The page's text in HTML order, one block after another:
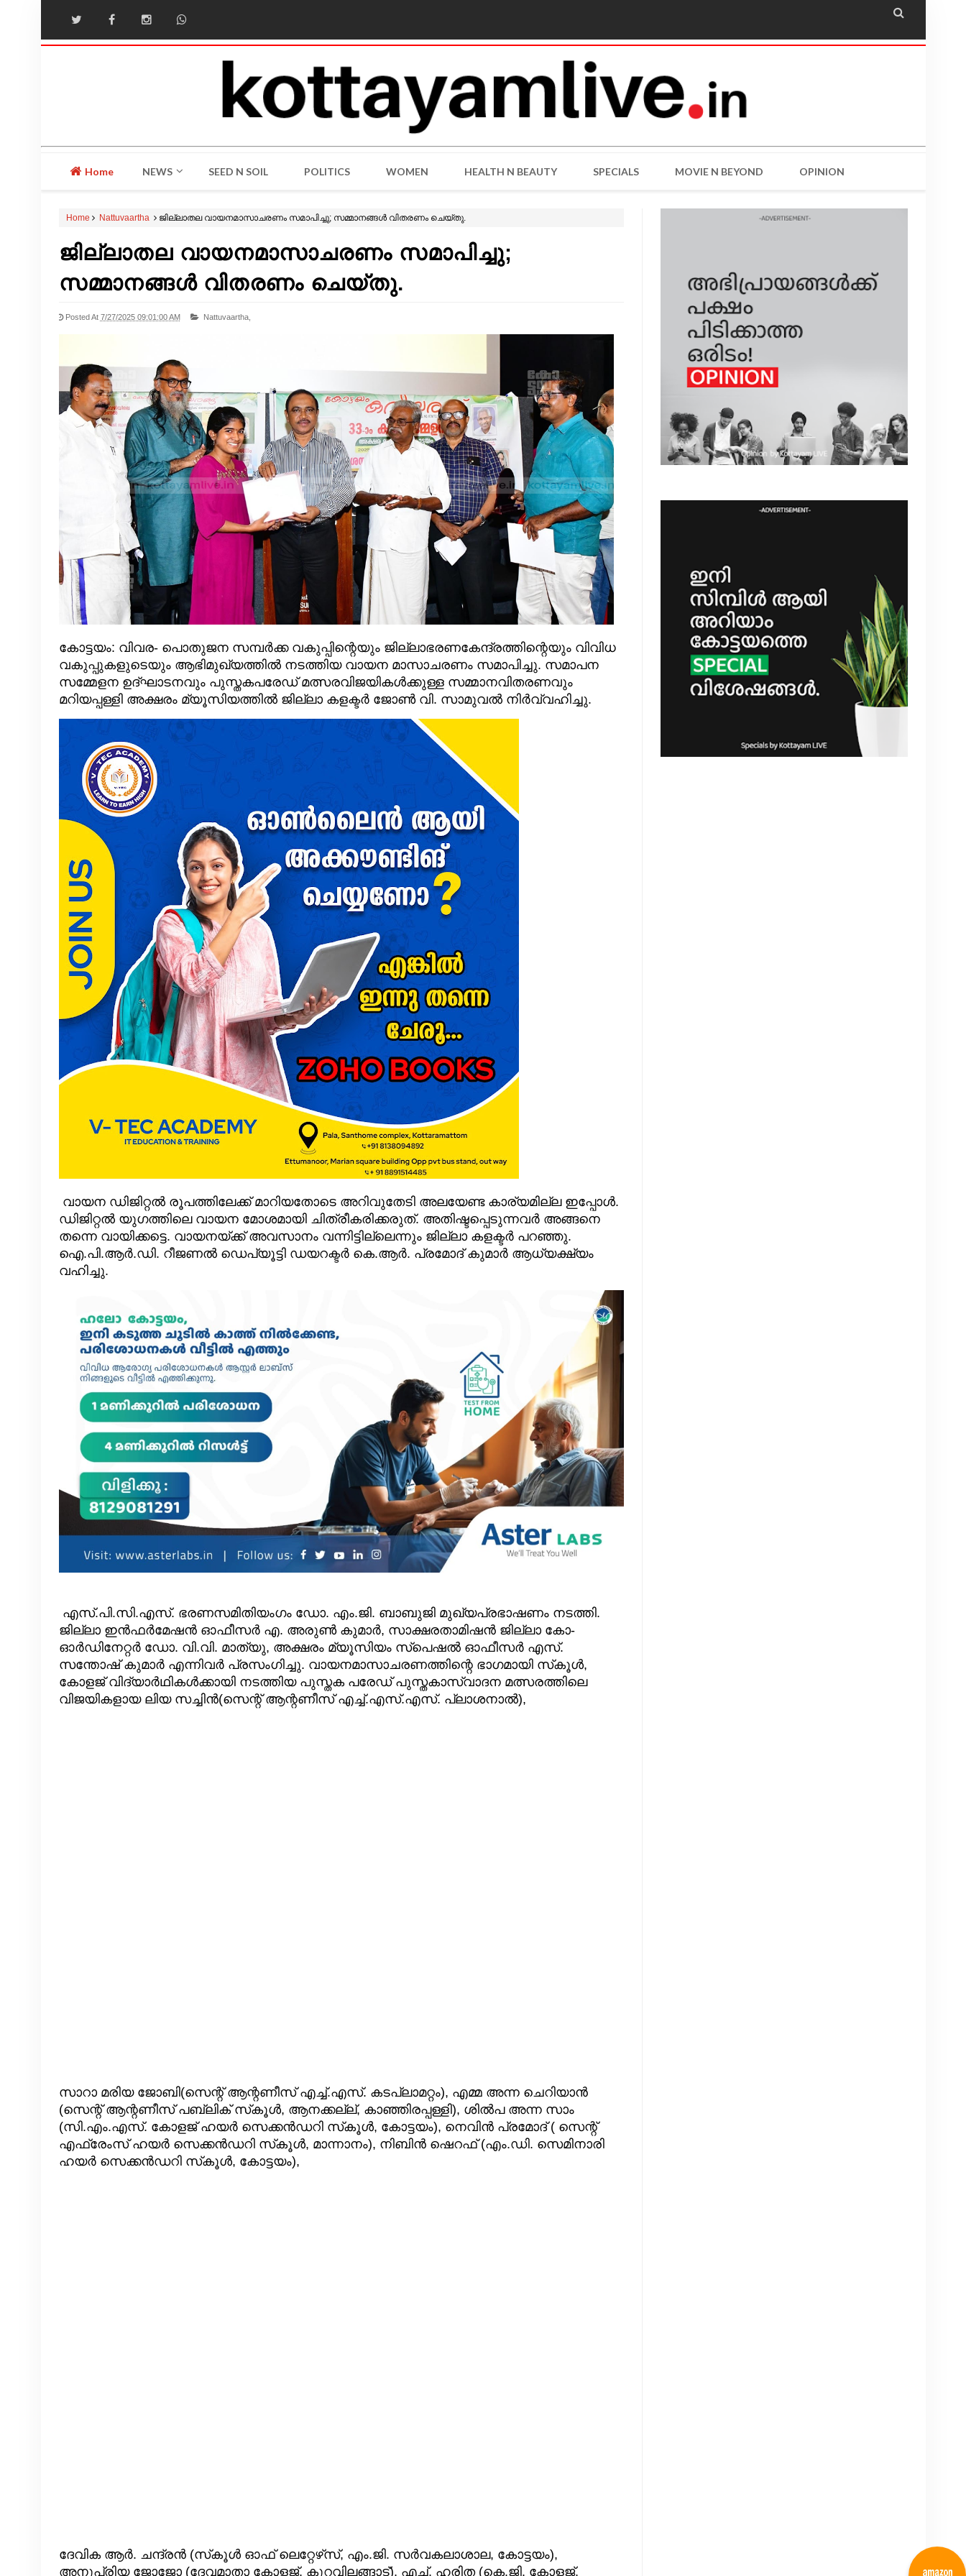

Home NEWS SEED N SOIL POLITICS WOMEN HEALTH N BEAUTY SPECIALS MOVIE N BEYOND OPINION
Home Nattuvaartha ജില്ലാതല വായനമാസാചരണം സമാപിച്ചു; സമ്മാനങ്ങൾ വിതരണം ചെയ്തു.
ജില്ലാതല വായനമാസാചരണം സമാപിച്ചു;
സമ്മാനങ്ങൾ വിതരണം ചെയ്തു.
Posted At 7/27/2025 09:01:00 AM Nattuvaartha,
കോട്ടയം: വിവര- പൊതുജന സമ്പർക്ക വകുപ്പിന്റെയും ജില്ലാഭരണകേന്ദ്രത്തിന്റെയും വിവിധ
വകുപ്പുകളുടെയും ആഭിമുഖ്യത്തിൽ നടത്തിയ വായന മാസാചരണം സമാപിച്ചു. സമാപന
സമ്മേളന ഉദ്ഘാടനവും പുസ്തകപരേഡ് മത്സരവിജയികൾക്കുള്ള സമ്മാനവിതരണവും
മറിയപ്പള്ളി അക്ഷരം മ്യൂസിയത്തിൽ ജില്ലാ കളക്ടർ ജോൺ വി. സാമുവൽ നിർവ്വഹിച്ചു.
വായന ഡിജിറ്റൽ രൂപത്തിലേക്ക് മാറിയതോടെ അറിവുതേടി അലയേണ്ട കാര്യമില്ല ഇപ്പോൾ.
ഡിജിറ്റൽ യുഗത്തിലെ വായന മോശമായി ചിത്രീകരിക്കരുത്. അതിഷ്ടപ്പെടുന്നവർ അങ്ങനെ
തന്നെ വായിക്കട്ടെ. വായനയ്ക്ക് അവസാനം വന്നിട്ടില്ലെന്നും ജില്ലാ കളക്ടർ പറഞ്ഞു.
ഐ.പി.ആർ.ഡി. റീജണൽ ഡെപ്യൂട്ടി ഡയറക്ടർ കെ.ആർ. പ്രമോദ് കുമാർ ആധ്യക്ഷ്യം
വഹിച്ചു.
എസ്.പി.സി.എസ്. ഭരണസമിതിയംഗം ഡോ. എം.ജി. ബാബുജി മുഖ്യപ്രഭാഷണം നടത്തി.
ജില്ലാ ഇൻഫർമേഷൻ ഓഫീസർ എ. അരുൺ കുമാർ, സാക്ഷരതാമിഷൻ ജില്ലാ കോ-
ഓർഡിനേറ്റർ ഡോ. വി.വി. മാത്യു, അക്ഷരം മ്യൂസിയം സ്പെഷൽ ഓഫീസർ എസ്.
സന്തോഷ് കുമാർ എന്നിവർ പ്രസംഗിച്ചു. വായനമാസാചരണത്തിന്റെ ഭാഗമായി സ്‌കൂൾ,
കോളജ് വിദ്യാർഥികൾക്കായി നടത്തിയ പുസ്തക പരേഡ് പുസ്തകാസ്വാദന മത്സരത്തിലെ
വിജയികളായ ലിയ സച്ചിൻ(സെന്റ് ആന്റണീസ് എച്ച്.എസ്.എസ്. പ്ലാശനാൽ),
സാറാ മരിയ ജോബി(സെന്റ് ആന്റണീസ് എച്ച്.എസ്. കടപ്ലാമറ്റം), എമ്മ അന്ന ചെറിയാൻ
(സെന്റ് ആന്റണീസ് പബ്ലിക് സ്‌കൂൾ, ആനക്കല്ല്, കാഞ്ഞിരപ്പള്ളി), ശിൽപ അന്ന സാം
(സി.എം.എസ്. കോളജ് ഹയർ സെക്കൻഡറി സ്‌കൂൾ, കോട്ടയം), നെവിൻ പ്രമോദ് ( സെന്റ്
എഫ്രേംസ് ഹയർ സെക്കൻഡറി സ്‌കൂൾ, മാന്നാനം), നിബിൻ ഷെറഫ് (എം.ഡി. സെമിനാരി
ഹയർ സെക്കൻഡറി സ്‌കൂൾ, കോട്ടയം),
ദേവിക ആർ. ചന്ദ്രൻ (സ്‌കൂൾ ഓഫ് ലെറ്റേഴ്‌സ്, എം.ജി. സർവകലാശാല, കോട്ടയം),
അനുപ്രിയ ജോജോ (ദേവമാതാ കോളജ്, കുറവിലങ്ങാട്), എച്ച്. ഹരിത (കെ.ജി. കോളജ്,